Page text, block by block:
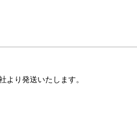
より発送いたします。